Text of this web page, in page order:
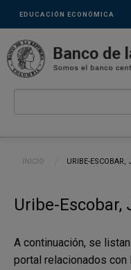
Pasar al contenido principal
Links
secundarios
EDUCACIÓN ECONÓMICA
Ruta de
INICIO CURRENT:
URIBE-ESCOBAR,
Uribe-Escobar,
A continuación, se
portal relacionados con